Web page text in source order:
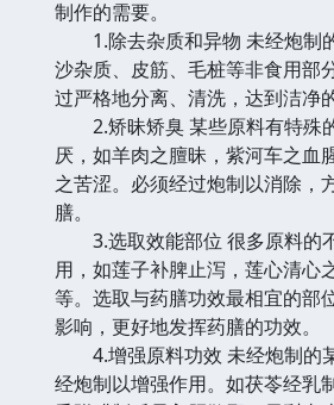
制作的需要。
1.除去杂质和异物 未经炮制
沙杂质、皮筋、毛桩等非食用部
过严格地分离、清洗，达到洁净
2.矫昧矫臭 某些原料有特殊
厌，如羊肉之膻昧，紫河车之血
之苦涩。必须经过炮制以消除，
膳。
3.选取效能部位 很多原料的
用，如莲子补脾止泻，莲心清心
等。选取与药膳功效最相宜的部
影响，更好地发挥药膳的功效。
4.增强原料功效 未经炮制的
经炮制以增强作用。如茯苓经乳